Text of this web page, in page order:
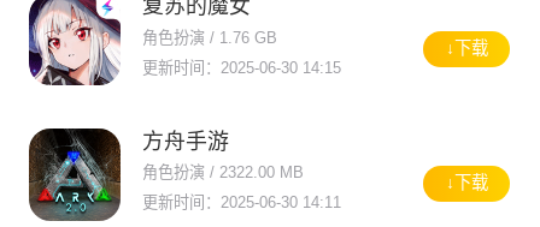
复苏的魔女
角色扮演 / 1.76 GB
更新时间：2025-06-30 14:15
↓下载
方舟手游
角色扮演 / 2322.00 MB
更新时间：2025-06-30 14:11
↓下载